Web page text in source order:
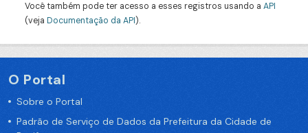
Você também pode ter acesso a esses registros usando a API
(veja Documentação da API).
O Portal
Sobre o Portal
Padrão de Serviço de Dados da Prefeitura da Cidade de